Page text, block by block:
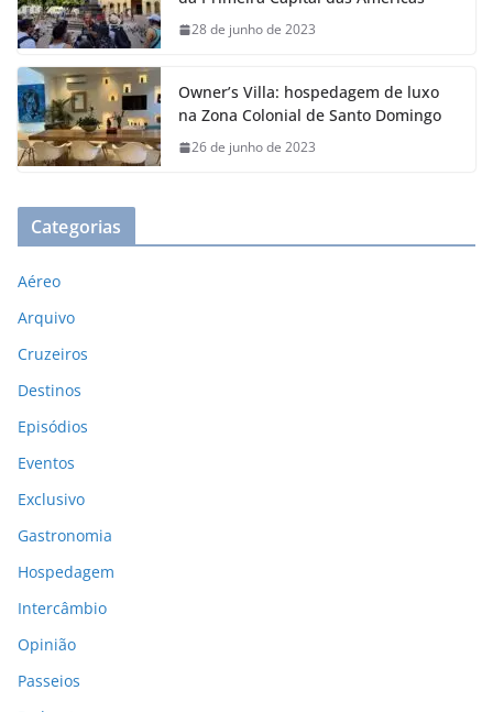
28 de junho de 2023
Owner’s Villa: hospedagem de luxo
na Zona Colonial de Santo Domingo
26 de junho de 2023
Categorias
Aéreo
Arquivo
Cruzeiros
Destinos
Episódios
Eventos
Exclusivo
Gastronomia
Hospedagem
Intercâmbio
Opinião
Passeios